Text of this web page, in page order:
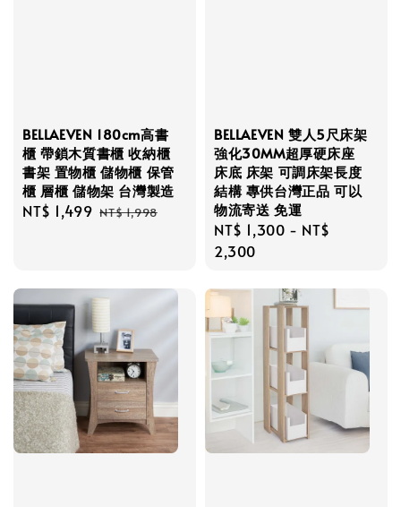
BELLAEVEN 180cm高書
櫃 帶鎖木質書櫃 收納櫃
書架 置物櫃 儲物櫃 保管
櫃 層櫃 儲物架 台灣製造
Sale
NT$ 1,499 Regular
NT$ 1,998
BELLAEVEN 雙人5尺床架
強化30MM超厚硬床座
床底 床架 可調床架長度
結構 專供台灣正品 可以
物流寄送 免運
Regular
price
NT$ 1,300 - NT$
2,300